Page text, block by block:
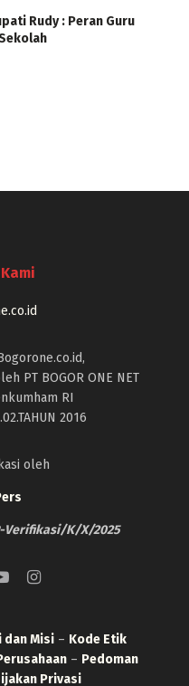
Rudy : Peran Guru
PT BOGOR ONE NET
RI
2016
oleh
Verifikasi/K/X/2025
dan Misi – Kode Etik
– Pedoman
Privasi